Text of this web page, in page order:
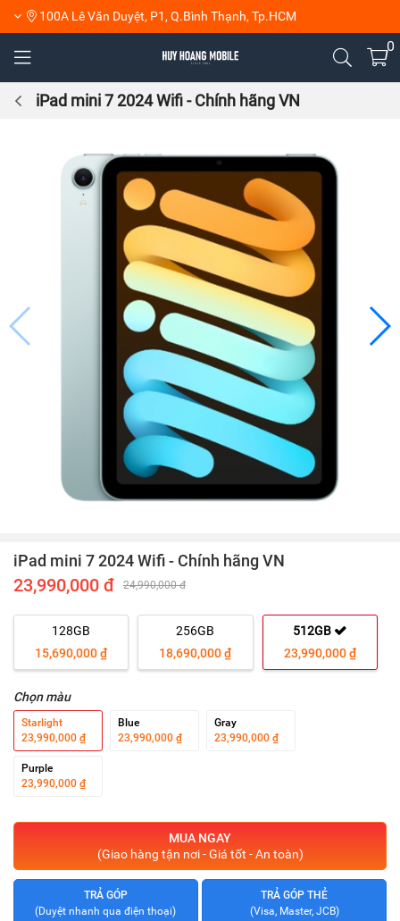
100A Lê Văn Duyệt, P1, Q.Bình Thạnh, Tp.HCM
0
iPad mini 7 2024 Wifi - Chính hãng VN
iPad mini 7 2024 Wifi - Chính hãng VN
23,990,000 đ 24,990,000 đ
128GB
15,690,000 ₫
256GB
18,690,000 ₫
512GB
23,990,000 ₫
Chọn màu
Starlight
23,990,000 ₫
Blue
23,990,000 ₫
Gray
23,990,000 ₫
Purple
23,990,000 ₫
MUA NGAY
(Giao hàng tận nơi - Giá tốt - An toàn)
TRẢ GÓP
(Duyệt nhanh qua điện thoại)
TRẢ GÓP THẺ
(Visa, Master, JCB)